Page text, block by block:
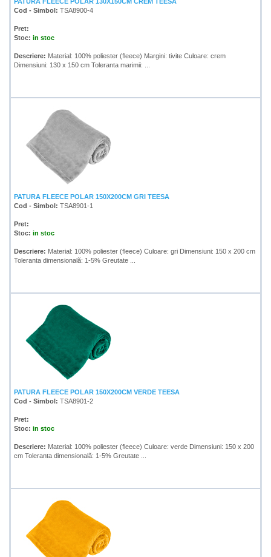
Cod - Simbol: TSA8900-4
Pret:
Stoc: in stoc
Descriere: Material: 100% poliester (fleece) Margini: tivite Culoare: crem
Dimensiuni: 130 x 150 cm Toleranta marimii: ...
PATURA FLEECE POLAR 150X200CM GRI TEESA
Cod - Simbol: TSA8901-1
Pret:
Stoc: in stoc
Descriere: Material: 100% poliester (fleece) Culoare: gri Dimensiuni: 150 x 200 cm
Toleranta dimensională: 1-5% Greutate ...
PATURA FLEECE POLAR 150X200CM VERDE TEESA
Cod - Simbol: TSA8901-2
Pret:
Stoc: in stoc
Descriere: Material: 100% poliester (fleece) Culoare: verde Dimensiuni: 150 x 200
cm Toleranta dimensională: 1-5% Greutate ...